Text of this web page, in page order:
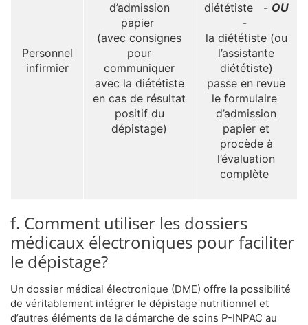
Personnel
infirmier
d’admission
papier
(avec consignes
pour
communiquer
avec la diététiste
en cas de résultat
positif du
dépistage)
diététiste - OU
-
la diététiste (ou
l’assistante
diététiste)
passe en revue
le formulaire
d’admission
papier et
procède à
l’évaluation
complète
f. Comment utiliser les dossiers
médicaux électroniques pour faciliter
le dépistage?
Un dossier médical électronique (DME) offre la possibilité
de véritablement intégrer le dépistage nutritionnel et
d’autres éléments de la démarche de soins P-INPAC au